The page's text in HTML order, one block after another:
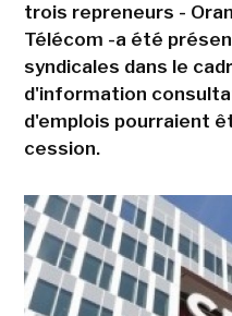
trois repreneurs -
Télécom -a été
syndicales dans le
d'information
d'emplois pourraient
cession.